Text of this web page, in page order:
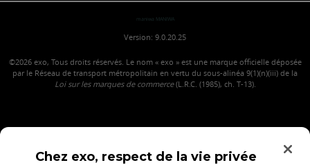
maniwa MANIWA
Version: 9.0.20.25
©2026 exo, Tous droits réservés. Le nom « exo » est une marque officielle déposée
par le Réseau de transport métropolitain en vertu du sous-alinéa 9(1)(n)(iii) de la
Loi sur les marques de commerce(L.R.C. (1985), ch. T-13).
Chez exo, respect de la vie privée